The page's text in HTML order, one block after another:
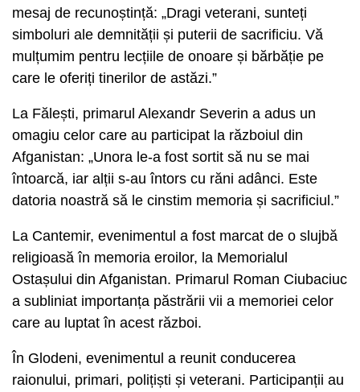
mesaj de recunoștință: „Dragi veterani, sunteți
simboluri ale demnității și puterii de sacrificiu. Vă
mulțumim pentru lecțiile de onoare și bărbăție pe
care le oferiți tinerilor de astăzi.”
La Fălești, primarul Alexandr Severin a adus un
omagiu celor care au participat la războiul din
Afganistan: „Unora le-a fost sortit să nu se mai
întoarcă, iar alții s-au întors cu răni adânci. Este
datoria noastră să le cinstim memoria și sacrificiul.”
La Cantemir, evenimentul a fost marcat de o slujbă
religioasă în memoria eroilor, la Memorialul
Ostașului din Afganistan. Primarul Roman Ciubaciuc
a subliniat importanța păstrării vii a memoriei celor
care au luptat în acest război.
În Glodeni, evenimentul a reunit conducerea
raionului, primari, polițiști și veterani. Participanții au